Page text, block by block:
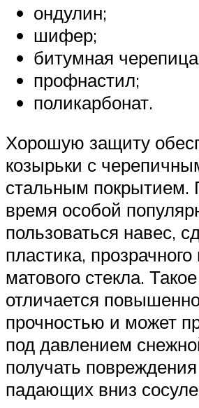
ондулин;
шифер;
битумная
профнастил;
поликарбонат.
Хорошую защиту
козырьки с
стальным покрытием.
время особой
пользоваться навес,
пластика, прозрачного
матового стекла.
отличается
прочностью и может
под давлением
получать
падающих вниз